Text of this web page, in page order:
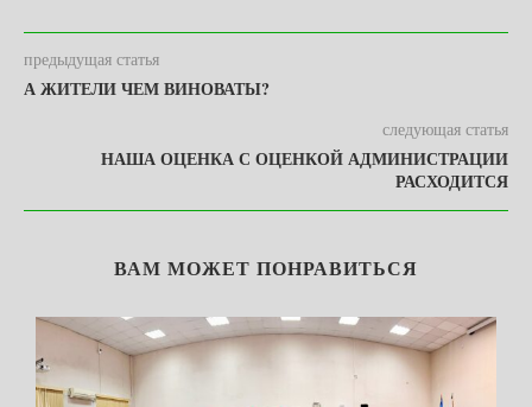
предыдущая статья
А ЖИТЕЛИ ЧЕМ ВИНОВАТЫ?
следующая статья
НАША ОЦЕНКА С ОЦЕНКОЙ АДМИНИСТРАЦИИ
РАСХОДИТСЯ
ВАМ МОЖЕТ ПОНРАВИТЬСЯ